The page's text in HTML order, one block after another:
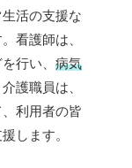
活の支援な
看護師は、
行い、 病気
護職員は、
利用者の皆
します。